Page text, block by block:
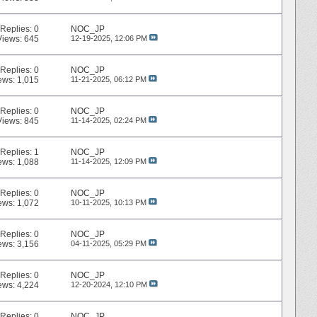
Replies:0
645
NOC_JP
12-19-2025, 12:06 PM
Replies:0
1,015
NOC_JP
11-21-2025, 06:12 PM
Replies:0
845
NOC_JP
11-14-2025, 02:24 PM
Replies: 1
1,088
NOC_JP
11-14-2025, 12:09 PM
Replies:0
1,072
NOC_JP
10-11-2025, 10:13 PM
Replies:0
3,156
NOC_JP
04-11-2025, 05:29 PM
Replies:0
4,224
NOC_JP
12-20-2024, 12:10 PM